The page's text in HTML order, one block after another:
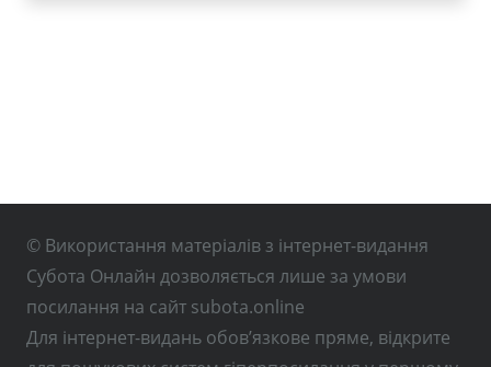
© Використання матеріалів з інтернет-видання
Субота Онлайн дозволяється лише за умови
посилання на сайт subota.online
Для інтернет-видань обов’язкове пряме, відкрите